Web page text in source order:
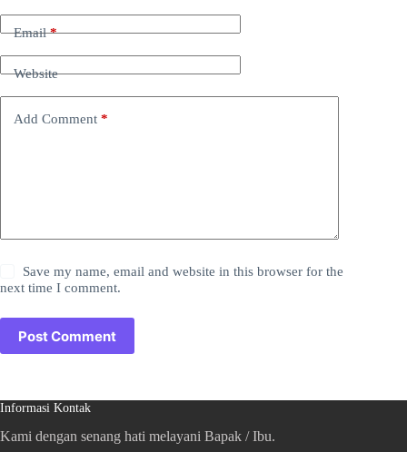
Email*
Website
Add Comment *
Save my name, email and website in this browser for the
next time I comment.
Post Comment
Informasi Kontak
Kami dengan senang hati melayani Bapak / Ibu.